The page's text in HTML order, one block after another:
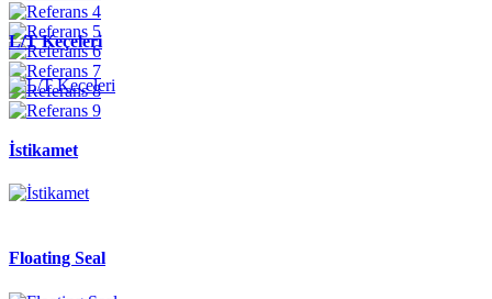
L/T Keçeleri
İstikamet
Floating Seal